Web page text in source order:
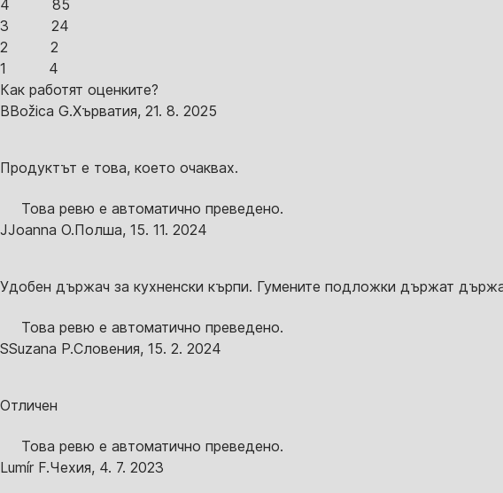
4
85
3
24
2
2
1
4
Как работят оценките?
BBožica G.Хърватия, 21. 8. 2025
Продуктът е това, което очаквах.
Това ревю е автоматично преведено.
JJoanna O.Полша, 15. 11. 2024
Удобен държач за кухненски кърпи. Гумените подложки държат
Това ревю е автоматично преведено.
SSuzana P.Словения, 15. 2. 2024
Отличен
Това ревю е автоматично преведено.
Lumír F.Чехия, 4. 7. 2023